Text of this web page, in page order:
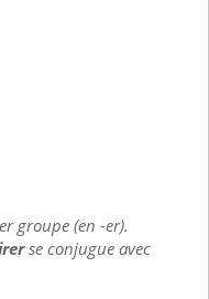
groupe (en -er).
se conjugue avec